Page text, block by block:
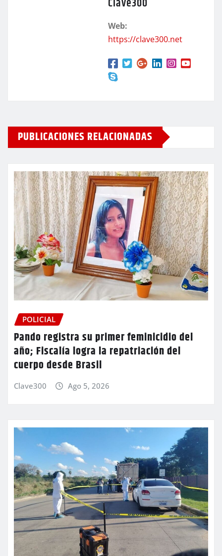
Clave300
Web:
https://clave300.net
PUBLICACIONES RELACIONADAS
POLICIAL
Pando registra su primer feminicidio del
año; Fiscalía logra la repatriación del
cuerpo desde Brasil
Clave300 Ago 5, 2026